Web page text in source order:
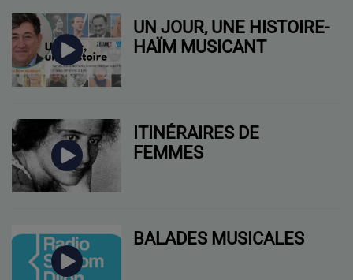
UN JOUR, UNE HISTOIRE-
HAÏM MUSICANT
ITINÉRAIRES DE
FEMMES
BALADES MUSICALES